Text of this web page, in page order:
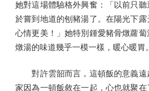
她對這場體驗格外興奮：「以前只
於嘗到地道的刨豬湯了。在陽光下露
心情更美！」她特別鍾愛豬骨燉蘿
燉湯的味道幾乎一模一樣，暖心暖胃
對許雲韶而言，這頓飯的意義遠
家因為一頓飯敘在一起，心也就聚在